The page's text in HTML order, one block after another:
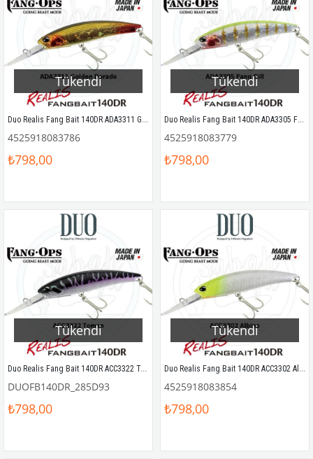
Tükendi
Duo Realis Fang Bait 140DR ADA3311 Golden Dorado
4525918083786
₺798,00
Tükendi
Duo Realis Fang Bait 140DR ADA3305 Fang Gill
4525918083779
₺798,00
Tükendi
Duo Realis Fang Bait 140DR ACC3322 Toman
DUOFB140DR_285D93
₺798,00
Tükendi
Duo Realis Fang Bait 140DR ACC3302 Albino
4525918083854
₺798,00